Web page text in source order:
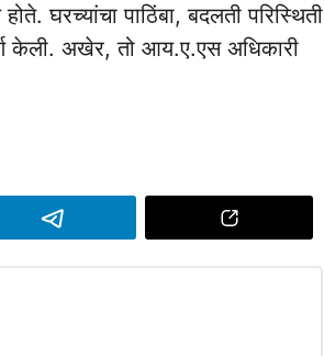
घरच्यांचा पाठिंबा, बदलती परिस्थिती
केली. अखेर, तो आय.ए.एस अधिकारी